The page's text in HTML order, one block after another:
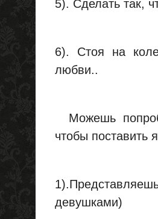
5). Сделать так,
6). Стоя на
любви..
Можешь
чтобы поставить
девушками)